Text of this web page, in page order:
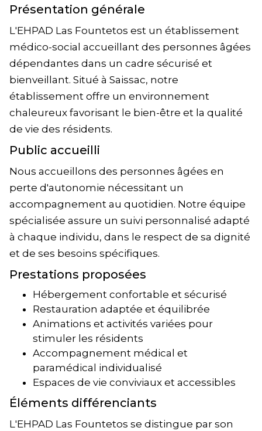
Présentation générale
L'EHPAD Las Fountetos est un établissement
médico-social accueillant des personnes âgées
dépendantes dans un cadre sécurisé et
bienveillant. Situé à Saissac, notre
établissement offre un environnement
chaleureux favorisant le bien-être et la qualité
de vie des résidents.
Public accueilli
Nous accueillons des personnes âgées en
perte d'autonomie nécessitant un
accompagnement au quotidien. Notre équipe
spécialisée assure un suivi personnalisé adapté
à chaque individu, dans le respect de sa dignité
et de ses besoins spécifiques.
Prestations proposées
Hébergement confortable et sécurisé
Restauration adaptée et équilibrée
Animations et activités variées pour
stimuler les résidents
Accompagnement médical et
paramédical individualisé
Espaces de vie conviviaux et accessibles
Éléments différenciants
L'EHPAD Las Fountetos se distingue par son